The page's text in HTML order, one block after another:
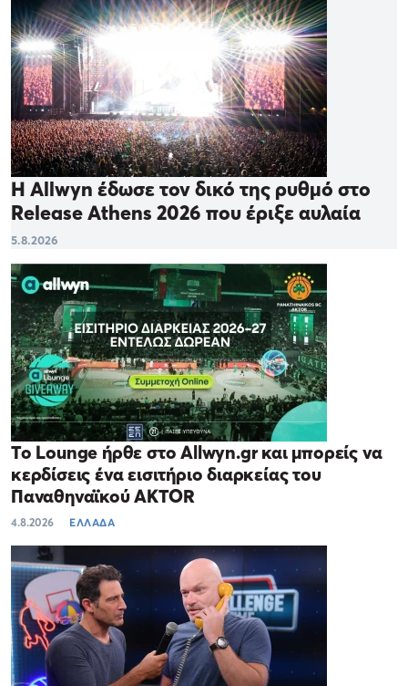
Η Allwyn έδωσε τον δικό της ρυθμό στο
Release Athens 2026 που έριξε αυλαία
5.8.2026
Το Lounge ήρθε στο Allwyn.gr και μπορείς να
κερδίσεις ένα εισιτήριο διαρκείας του
Παναθηναϊκού AKTOR
4.8.2026 ΕΛΛΑΔΑ